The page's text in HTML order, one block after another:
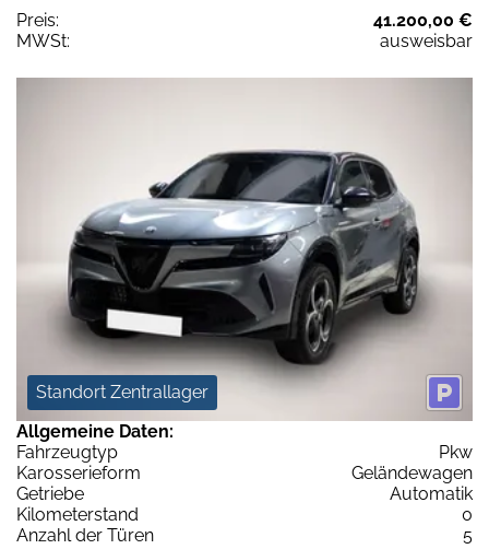
Preis:
41.200,00 €
MWSt:
ausweisbar
Standort Zentrallager
Allgemeine Daten:
Fahrzeugtyp
Pkw
Karosserieform
Geländewagen
Getriebe
Automatik
Kilometerstand
0
Anzahl der Türen
5